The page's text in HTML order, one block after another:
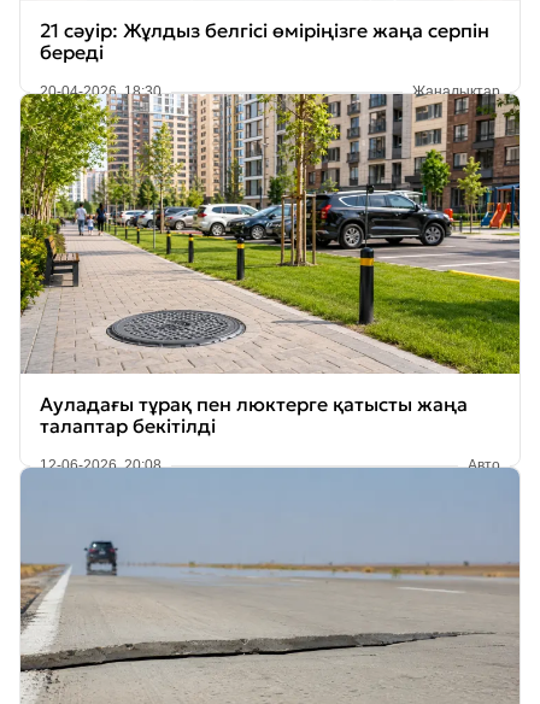
21 сәуір: Жұлдыз белгісі өміріңізге жаңа серпін
береді
20-04-2026, 18:30 Жаңалықтар
Ауладағы тұрақ пен люктерге қатысты жаңа
талаптар бекітілді
12-06-2026, 20:08 Авто